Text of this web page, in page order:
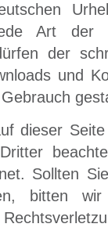
Art der
der
und
dieser
Sollten
bitten